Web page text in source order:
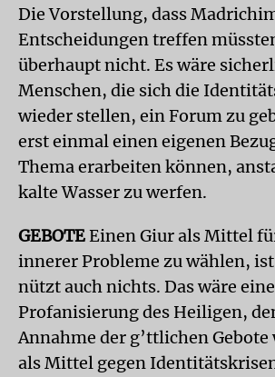
Die Vorstellung, dass
Entscheidungen treffen
überhaupt nicht. Es wäre
Menschen, die sich die
wieder stellen, ein Forum zu
erst einmal einen eigenen
Thema erarbeiten können,
kalte Wasser zu werfen.
GEBOTEEinen Giur als Mittel
innerer Probleme zu wählen,
nützt auch nichts. Das wäre eine
Profanisierung des Heiligen,
Annahme der g’ttlichen
als Mittel gegen